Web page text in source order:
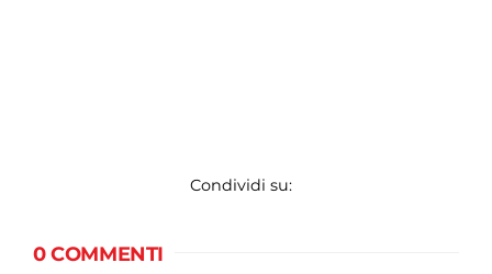
Condividi su:
0 COMMENTI